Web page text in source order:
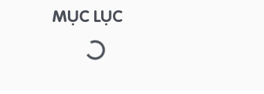
MỤC LỤC